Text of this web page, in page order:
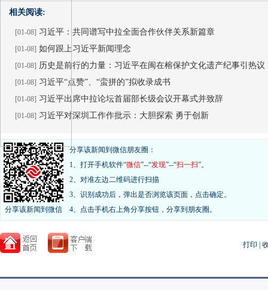
相关阅读:
[01-08] 习近平：共同谱写中拉全面合作伙伴关系新篇章
[01-08] 如何跟上习近平新闻理念
[01-08] 历史是前行的力量：习近平在闽在榕保护文化遗产纪事引热议
[01-08] 习近平“点赞”、“蛮拼的”拟收录成书
[01-08] 习近平出席中拉论坛首届部长级会议开幕式并致辞
[01-08] 习近平对深圳工作作批示：大胆探索 勇于创新
分享该新闻到微信
分享该新闻到微信朋友圈：
1、打开手机软件“微信”--“发现”--“扫一扫”。
2、对准左边二维码进行扫描
3、识别成功后，弹出是否浏览该页面，点击确定。
4、点击手机右上角分享按钮，分享到朋友圈。
打印